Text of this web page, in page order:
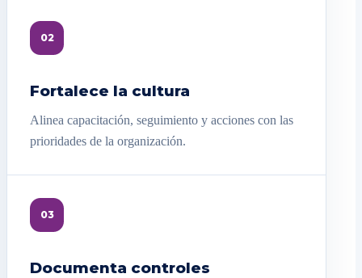
02
Fortalece la cultura
Alinea capacitación, seguimiento y acciones con las
prioridades de la organización.
03
Documenta controles